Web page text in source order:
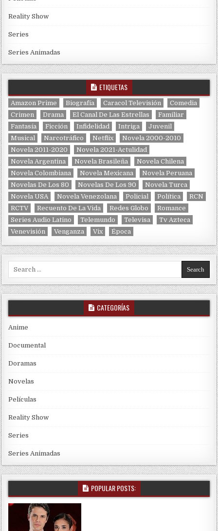
Reality Show
Series
Series Animadas
ETIQUETAS
Amazon Prime Biografía Caracol Televisión
Comedia
Crimen
Drama El Canal De Las Estrellas
Familiar
Fantasía
Ficción Infidelidad Intriga
Juvenil
Musical
Narcotráfico Netflix
Novela 2000-2010
Novela 2011-2020
Novela 2021-Actulidad
Novela Argentina
Novela Brasileña
Novela Chilena
Novela Colombiana
Novela Mexicana
Novela Peruana
Novelas De Los 80
Novelas De Los 90
Novela Turca
Novela USA
Novela Venezolana Policial Política
RCN
RCTV
Recuento De La Vida Redes Globo
Romance
Series Audio Latino
Telemundo Televisa
Tv Azteca
Venevisión
Venganza Vix Época
CATEGORÍAS
Anime
Documental
Doramas
Novelas
Películas
Reality Show
Series
Series Animadas
POPULAR POSTS: